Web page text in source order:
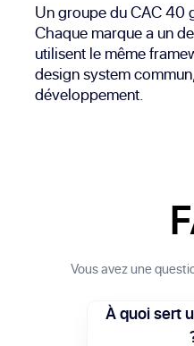
Un groupe du CAC 40
Chaque marque a un
utilisent le même
design system
développement.
Vous avez une
À quoi sert